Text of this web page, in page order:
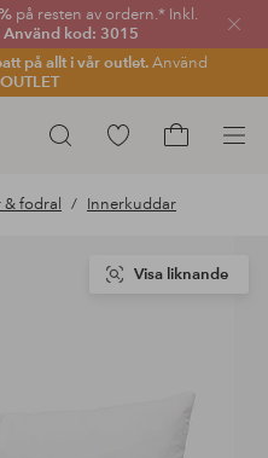
på resten av ordern.* Inkl.
Använd kod: 3015
på allt i vår outlet.Använd
Sök
Gå
favoritmarkerade
fodral Innerkuddar
Visa liknande